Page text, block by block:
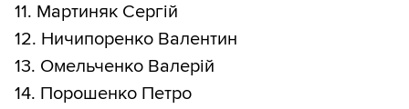
11. Мартиняк Сергій
12. Ничипоренко Валентин
13. Омельченко Валерій
14. Порошенко Петро